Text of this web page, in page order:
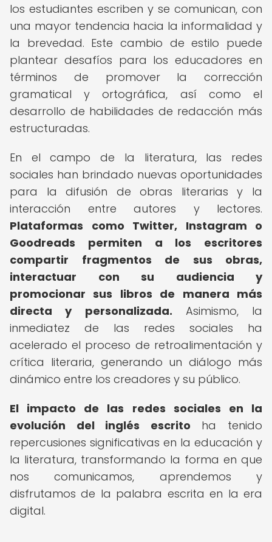
los estudiantes escriben y se comunican, con
una mayor tendencia hacia la informalidad y
la brevedad. Este cambio de estilo puede
plantear desafíos para los educadores en
términos de promover la corrección
gramatical y ortográfica, así como el
desarrollo de habilidades de redacción más
estructuradas.
En el campo de la literatura, las redes
sociales han brindado nuevas oportunidades
para la difusión de obras literarias y la
interacción entre autores y lectores.
Plataformas como Twitter, Instagram o
Goodreads permiten a los escritores
compartir fragmentos de sus obras,
interactuar con su audiencia y
promocionar sus libros de manera más
directa y personalizada. Asimismo, la
inmediatez de las redes sociales ha
acelerado el proceso de retroalimentación y
crítica literaria, generando un diálogo más
dinámico entre los creadores y su público.
El impacto de las redes sociales en la
evolución del inglés escrito ha tenido
repercusiones significativas en la educación y
la literatura, transformando la forma en que
nos comunicamos, aprendemos y
disfrutamos de la palabra escrita en la era
digital.